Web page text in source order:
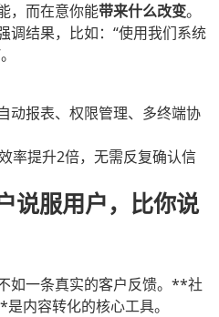
，而在意你能带来什么改变。
调结果，比如：“使用我们系统
动报表、权限管理、多终端协
率提升2倍，无需反复确认信
说服用户，比你说
如一条真实的客户反馈。**社
内容转化的核心工具。